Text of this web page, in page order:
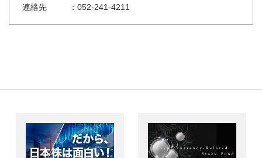
連絡先 ：052-241-4211